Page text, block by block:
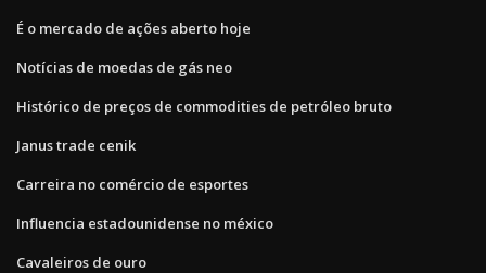
É o mercado de ações aberto hoje
Notícias de moedas de gás neo
Histórico de preços de commodities de petróleo bruto
Janus trade cenik
Carreira no comércio de esportes
Influencia estadounidense no méxico
Cavaleiros de ouro